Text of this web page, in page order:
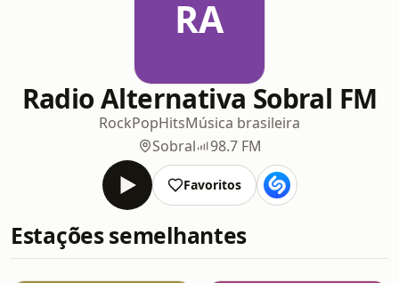
RA
Radio Alternativa Sobral FM
RockPopHitsMúsica brasileira
Sobral
98.7 FM
Favoritos
Estações semelhantes